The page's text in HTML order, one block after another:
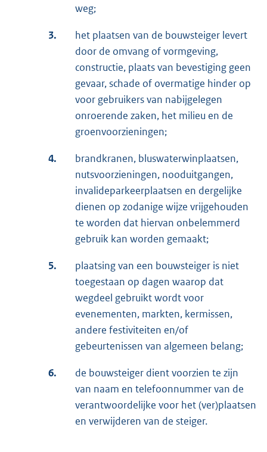
weg;
3.
het plaatsen van de bouwsteiger levert
door de omvang of vormgeving,
constructie, plaats van bevestiging geen
gevaar, schade of overmatige hinder op
voor gebruikers van nabijgelegen
onroerende zaken, het milieu en de
groenvoorzieningen;
4.
brandkranen, bluswaterwinplaatsen,
nutsvoorzieningen, nooduitgangen,
invalideparkeerplaatsen en dergelijke
dienen op zodanige wijze vrijgehouden
te worden dat hiervan onbelemmerd
gebruik kan worden gemaakt;
5.
plaatsing van een bouwsteiger is niet
toegestaan op dagen waarop dat
wegdeel gebruikt wordt voor
evenementen, markten, kermissen,
andere festiviteiten en/of
gebeurtenissen van algemeen belang;
6.
de bouwsteiger dient voorzien te zijn
van naam en telefoonnummer van de
verantwoordelijke voor het (ver)plaatsen
en verwijderen van de steiger.